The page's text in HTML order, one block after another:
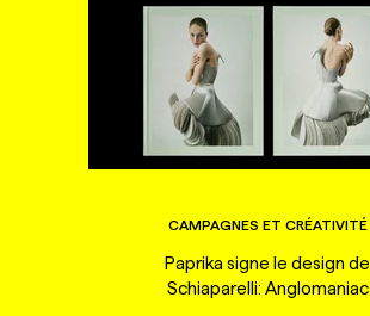
CAMPAGNES ET CRÉATIVITÉ
Paprika signe le design de
Schiaparelli: Anglomaniac